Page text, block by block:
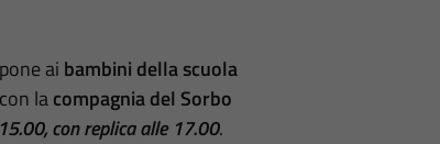
ai bambini della scuola
con lacompagnia del Sorbo
con replica alle 17.00.